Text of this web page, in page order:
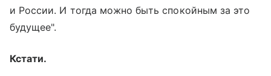
и России. И тогда можно быть спокойным за это
будущее".
Кстати.